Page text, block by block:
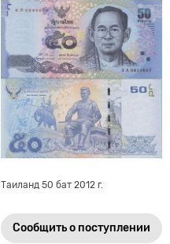
Таиланд 50 бат 2012 г.
Сообщить о поступлении